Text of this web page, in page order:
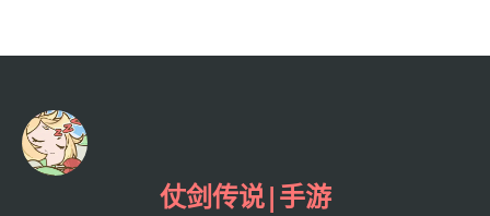
仗剑传说|手游